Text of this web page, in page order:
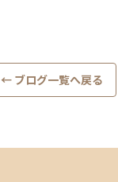
← ブログ一覧へ戻る